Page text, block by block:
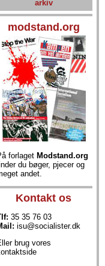
arkiv
modstand.org
forlaget Modstand.org
du bøger, pjecer og
andet.
Kontakt os
35 35 76 03
isu@socialister.dk
brug vores